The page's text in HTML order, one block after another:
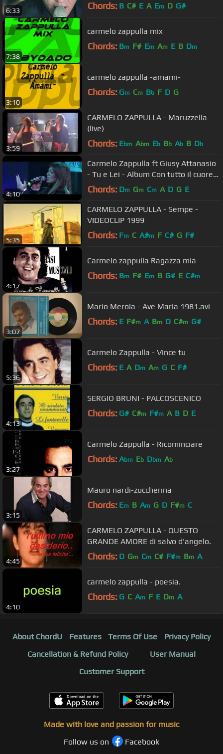
6:33 Chords: B C# E A Em D G#
7:38
carmelo zappulla mix
Chords: Bm F# Em Am E B Dm
3:10
carmelo zappulla -amami-
Chords: Gm Cm Bb F D G
3:59
CARMELO ZAPPULLA - Maruzzella
(live)
Chords: Ebm Abm Eb Bb Ab B Db
4:10
Carmelo Zappulla ft Giusy Attanasio
- Tu e Lei - Album Con tutto il cuore
2018
Chords: Dm Gm Cm A D G E
5:35
CARMELO ZAPPULLA - Sempe -
VIDEOCLIP 1999
Chords: Fm C A#m F C# G F#
4:17
Carmelo zappulla Ragazza mia
Chords: Bm F# Em B G# E C#m
3:07
Mario Merola - Ave Maria 1981.avi
Chords: E F#m A Bm D C#m G#
5:36
Carmelo Zappulla - Vince tu
Chords: E A Dm Am G C F#
4:13
SERGIO BRUNI - PALCOSCENICO
Chords: G# C#m F#m A B D E
3:27
Carmelo Zappulla - Ricominciare
Chords: Abm Eb Dbm Ab
3:15
Mauro nardi-zuccherina
Chords: Em B Am G D F#m C
4:45
CARMELO ZAPPULLA - QUESTO
GRANDE AMORE di salvo d'angelo.
Chords: D Gm Cm C# F#m Bm A
4:10
carmelo zappulla - poesia.
Chords: G C Am F E Dm A
About ChordU Features Terms Of Use
Privacy Policy
Cancellation & Refund Policy
User Manual
Customer Support
Made with love and passion for music
Follow us on
Facebook